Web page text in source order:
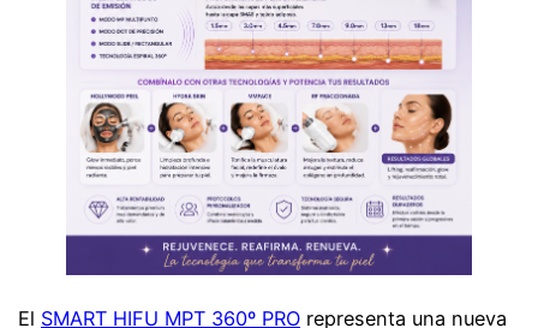
El SMART HIFU MPT 360º PRO representa una nueva